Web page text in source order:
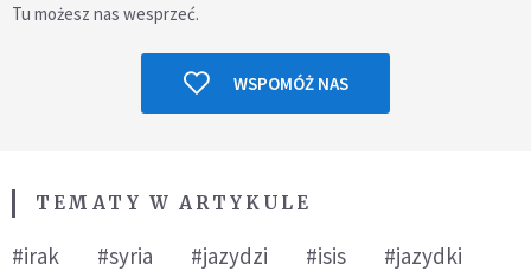
Tu możesz nas wesprzeć.
WSPOMÓŻ NAS
TEMATY W ARTYKULE
#irak #syria #jazydzi #isis #jazydki